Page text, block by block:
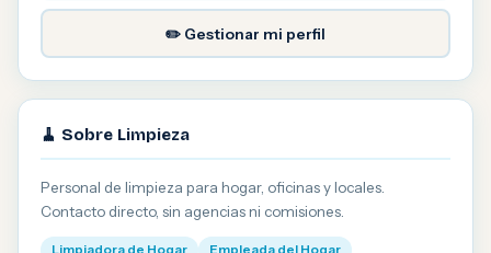
✏️ Gestionar mi perfil
🧹 Sobre Limpieza
Personal de limpieza para hogar, oficinas y locales.
Contacto directo, sin agencias ni comisiones.
Limpiadora de Hogar
Empleada del Hogar